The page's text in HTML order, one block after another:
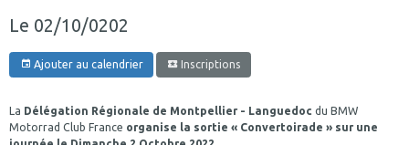
Le 02/10/0202
Ajouter au calendrier Inscriptions
La Délégation Régionale de Montpellier - Languedoc du BMW
Motorrad Club France organise la sortie « Convertoirade » sur une